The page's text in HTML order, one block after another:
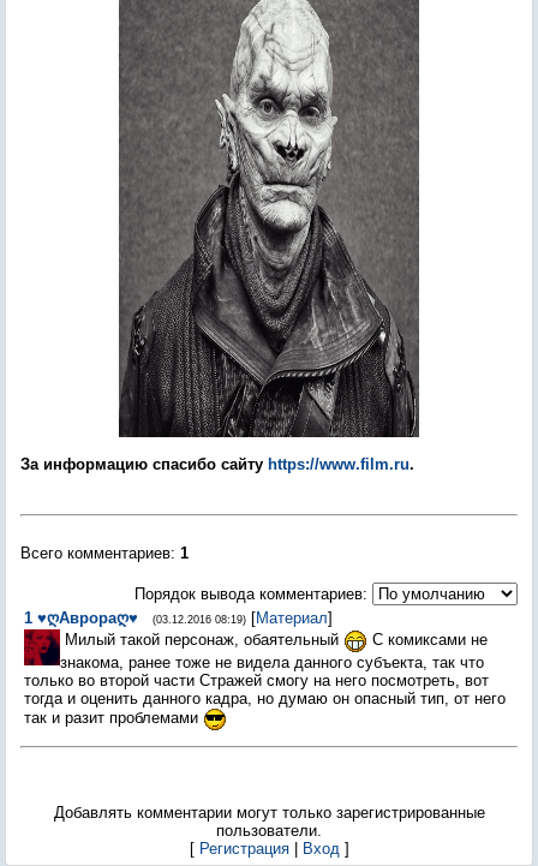
За информацию спасибо сайту https://www.film.ru.
Всего комментариев: 1
Порядок вывода комментариев:
1 ♥ღАврораღ♥ (03.12.2016 08:19) [Материал]
Милый такой персонаж, обаятельный
С комиксами не
знакома, ранее тоже не видела данного субъекта, так что
только во второй части Стражей смогу на него посмотреть, вот
тогда и оценить данного кадра, но думаю он опасный тип, от него
так и разит проблемами
Добавлять комментарии могут только зарегистрированные
пользователи.
[ Регистрация| Вход]